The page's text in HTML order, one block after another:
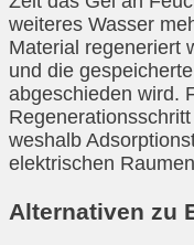
weiteres Wasser
Material regeneriert
und die
abgeschieden wird.
weshalb
elektrischen
Alternativen zu